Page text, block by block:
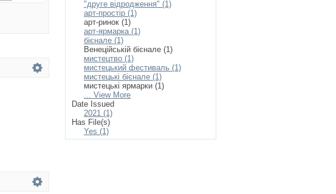
"друге відродження" (1)
арт-простір (1)
арт-ринок (1)
арт-ярмарка (1)
бієнале (1)
Венеційській бієнале (1)
мистецтво (1)
мистецький фестиваль (1)
мистецькі бієнале (1)
мистецькі ярмарки (1)
... View More
Date Issued
2021 (1)
Has File(s)
Yes (1)